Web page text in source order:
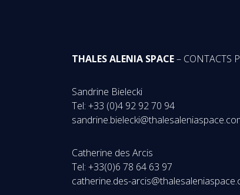
THALES ALENIA SPACE– CONTACTS
Sandrine Bielecki
Tel: +33 (0)4 92 92 70 94
Catherine des Arcis
Tel: +33(0)6 78 64 63 97
catherine.des-